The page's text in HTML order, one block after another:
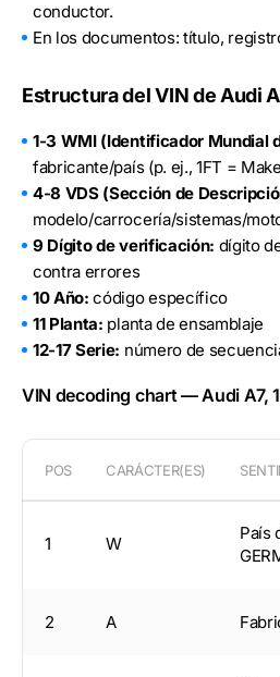
conductor.
En los documentos: título,
Estructura del VIN de Audi
1-3 WMI (Identificador Mundial
fabricante/país (p. ej., 1FT =
4-8 VDS (Sección de
modelo/carrocería/sistemas/
9 Dígito de verificación: dígito
contra errores
10 Año: código específico
11 Planta: planta de ensamblaje
12-17 Serie: número de
VIN decoding chart — Audi A7,
POS CARÁCTER(ES)
1 W
País
2 A